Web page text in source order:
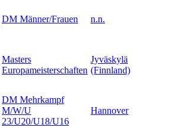
DM Männer/Frauen n.n.
Masters
Europameisterschaften
Jyväskylä
(Finnland)
DM Mehrkampf
M/W/U
23/U20/U18/U16
Hannover